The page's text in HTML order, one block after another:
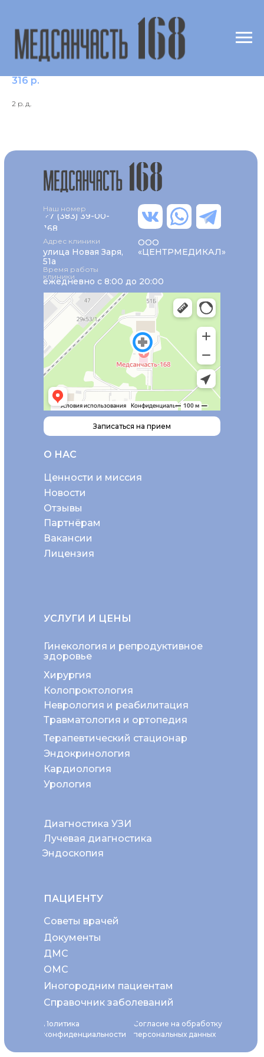
Магний в суточной моче
316 р.
2 р. д.
О НАС
Политика
конфиденциальности
Согласие на обработку
персональных данных
Ценности и миссия
Новости
+7 (383) 39-00-
168
Отзывы
Партнёрам
Вакансии
Лицензия
Неврология и реабилитация
Колопроктология
Хирургия
Гинекология и репродуктивное
здоровье
Диагностика УЗИ
Эндоскопия
Травматология и ортопедия
Эндокринология
Терапевтический стационар
Кардиология
Урология
Лучевая диагностика
УСЛУГИ И ЦЕНЫ
ПАЦИЕНТУ
Советы врачей
ОМС
Документы
ДМС
Иногородним пациентам
Справочник заболеваний
Наш номер
ежедневно с 8:00 до 20:00
Время работы
клиники
Адрес клиники
улица Новая Заря,
51а
ООО
«ЦЕНТРМЕДИКАЛ»
Записаться на прием